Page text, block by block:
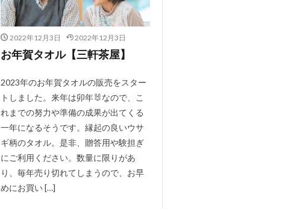
2022年12月3日 2022年12月3日
お年賀タオル【三軒茶屋】
2023年のお年賀タオルの販売をスター
トしました。来年は卯年🐰なので、こ
れまでの努力や準備の成果が出てくる
一年になるそうです。縁起の良いウサ
ギ柄のタオル。是非、贈答用や験担ぎ
にご利用ください。数量に限りがあ
り、毎年売り切れてしまうので、お早
めにお買い […]